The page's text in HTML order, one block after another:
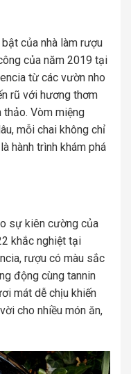
của nhà làm rượu
của năm 2019 tại
từ các vườn nho
rũ với hương thơm
Vòm miệng
mỗi chai không chỉ
hành trình khám phá
sự kiên cường của
khắc nghiệt tại
rượu có màu sắc
động cùng tannin
mát dễ chịu khiến
cho nhiều món ăn,